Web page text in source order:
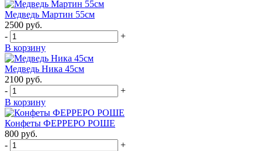
Медведь Мартин 55см
2500 руб.
-
+
В корзину
Медведь Ника 45см
2100 руб.
-
+
В корзину
Конфеты ФЕРРЕРО РОШЕ
800 руб.
-
+